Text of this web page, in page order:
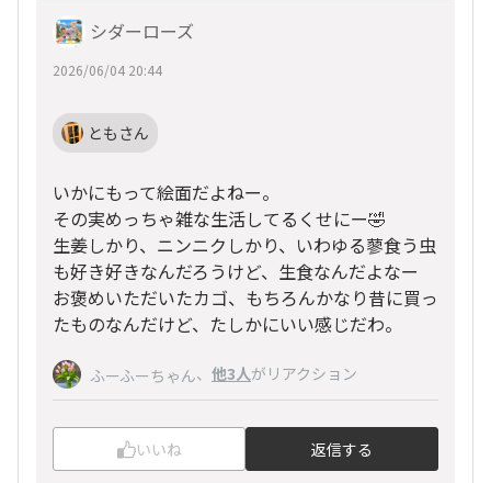
シダーローズ
2026/06/04 20:44
ともさん
いかにもって絵面だよねー。
その実めっちゃ雑な生活してるくせにー🤣
生姜しかり、ニンニクしかり、いわゆる蓼食う虫
も好き好きなんだろうけど、生食なんだよなー
お褒めいただいたカゴ、もちろんかなり昔に買っ
たものなんだけど、たしかにいい感じだわ。
ふーふーちゃん、 他3人がリアクション
いいね 返信する